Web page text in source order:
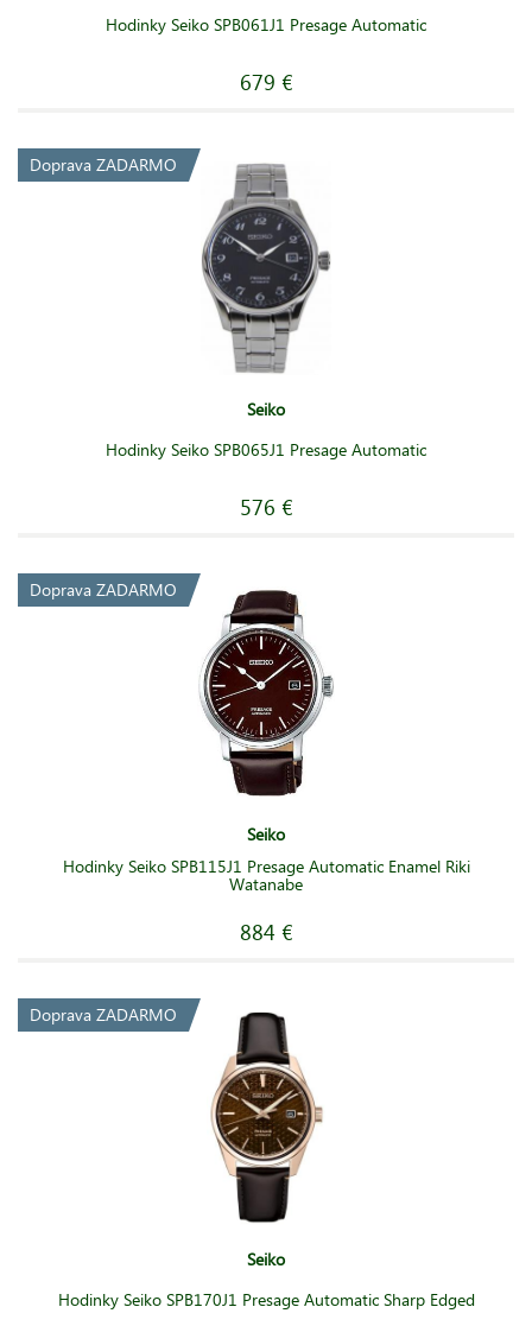
Hodinky Seiko SPB061J1 Presage Automatic
679 €
Doprava ZADARMO
Seiko
Hodinky Seiko SPB065J1 Presage Automatic
576 €
Doprava ZADARMO
Seiko
Hodinky Seiko SPB115J1 Presage Automatic Enamel Riki
Watanabe
884 €
Doprava ZADARMO
Seiko
Hodinky Seiko SPB170J1 Presage Automatic Sharp Edged